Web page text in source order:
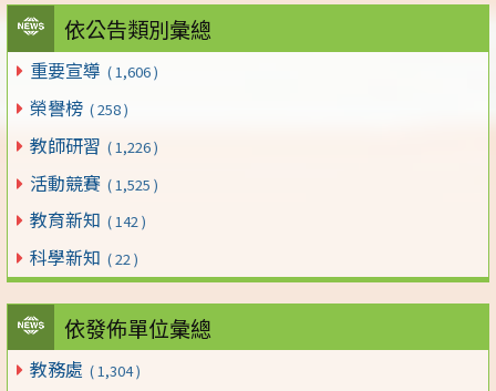
依公告類別彙總
重要宣導 ( 1,606 )
榮譽榜 ( 258 )
教師研習 ( 1,226 )
活動競賽 ( 1,525 )
教育新知 ( 142 )
科學新知 ( 22 )
依發佈單位彙總
教務處 ( 1,304 )